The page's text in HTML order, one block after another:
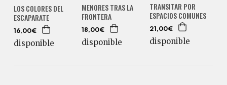
LOS COLORES DEL
ESCAPARATE
16,00€
disponible
MENORES TRAS LA
FRONTERA
18,00€
disponible
TRANSITAR POR
ESPACIOS COMUNES
21,00€
disponible